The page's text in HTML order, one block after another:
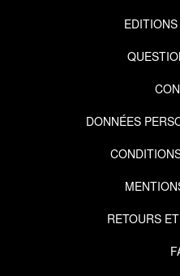
DONNÉES
RETOURS